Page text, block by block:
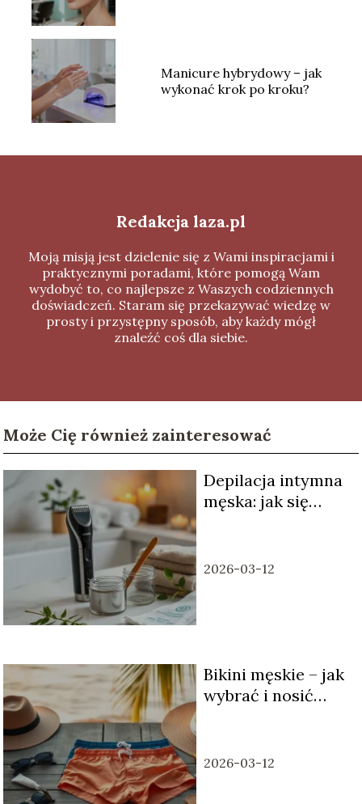
Manicure hybrydowy – jak
wykonać krok po kroku?
Redakcja laza.pl
Moją misją jest dzielenie się z Wami inspiracjami i
praktycznymi poradami, które pomogą Wam
wydobyć to, co najlepsze z Waszych codziennych
doświadczeń. Staram się przekazywać wiedzę w
prosty i przystępny sposób, aby każdy mógł
znaleźć coś dla siebie.
Może Cię również zainteresować
Depilacja intymna
męska: jak się
2026-03-12
Bikini męskie – jak
wybrać i nosić
2026-03-12